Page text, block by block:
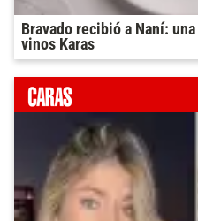
Bravado recibió a Naní:
vinos Karas